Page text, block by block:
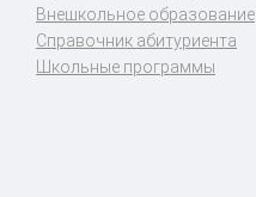
Внешкольное образование
Справочник абитуриента
Школьные программы